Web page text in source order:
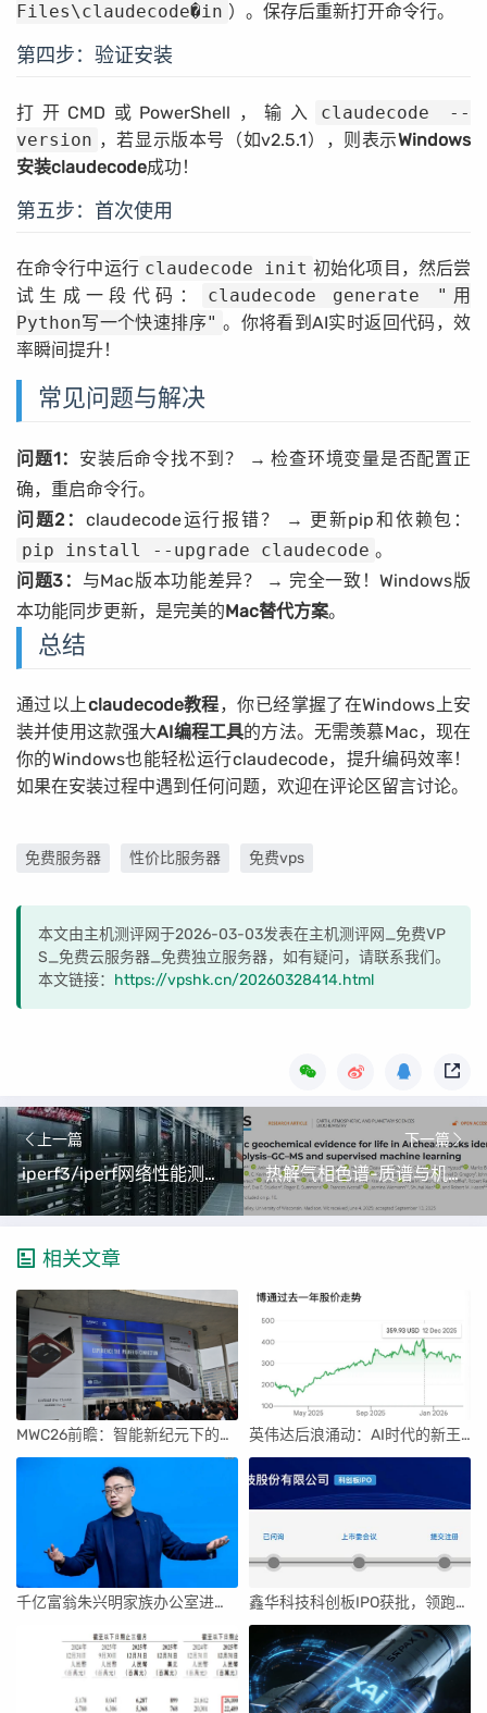
Files\claudecode�in ）。保存后重新打开命令行。
第四步：验证安装
打开CMD或PowerShell，输入
claudecode --
version ，若显示版本号（如v2.5.1），则表示Windows
安装claudecode成功！
第五步：首次使用
在命令行中运行 claudecode init 初始化项目，然后尝
试生成一段代码：
claudecode generate "用
Python写一个快速排序" 。你将看到AI实时返回代码，效
率瞬间提升！
常见问题与解决
问题1： 安装后命令找不到？ → 检查环境变量是否配置正
确，重启命令行。
问题2： claudecode运行报错？ → 更新pip和依赖包：
pip install --upgrade claudecode 。
问题3： 与Mac版本功能差异？ → 完全一致！Windows版
本功能同步更新，是完美的Mac替代方案。
总结
通过以上claudecode教程，你已经掌握了在Windows上安
装并使用这款强大AI编程工具的方法。无需羡慕Mac，现在
你的Windows也能轻松运行claudecode，提升编码效率！
如果在安装过程中遇到任何问题，欢迎在评论区留言讨论。
免费服务器 性价比服务器 免费vps
本文由主机测评网于2026-03-03发表在主机测评网_免费VP
S_免费云服务器_免费独立服务器，如有疑问，请联系我们。
本文链接： https://vpshk.cn/20260328414.html
上一篇
iperf3/iperf网络性能测试工具详解（CentOS 7.6下的安装与使用）
下一篇
热解气相色谱-质谱与机器学习融合在太古代岩石生命痕迹识别中的应用
相关文章
MWC26前瞻：智能新纪元下的科技盛宴 英伟达后浪涌动：AI时代的新王者与隐忧
千亿富翁朱兴明家族办公室进军VC圈 鑫华科技科创板IPO获批，领跑国内半导体材料市场